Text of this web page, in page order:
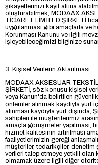
şikayetlerinizi kayıt altına
oluşturabilmek, MODAAX
TİCARET LİMİTED ŞİRKETİ
uygulanması gibi amaçlarla ve
Korunması Kanunu ve ilgili
işleyebileceğimizi bilginize
3. Kişisel Verilerin Aktarılması
MODAAX AKSESUAR
ŞİRKETİ, söz konusu kişisel
veya Kanun'da belirtilen
önlemler alınmak kaydıyla yurt
alınması kaydıyla yurt
sahipleri ile müşterilerimiz
amaçla görüşmeler yapılması,
hizmet kalitesinin artırılması
faaliyetlerimizin gereği
müşteriler, tedarikçiler, denetim
verileri talep etmeye yetkili olan
olmamak üzere ilgili diğer